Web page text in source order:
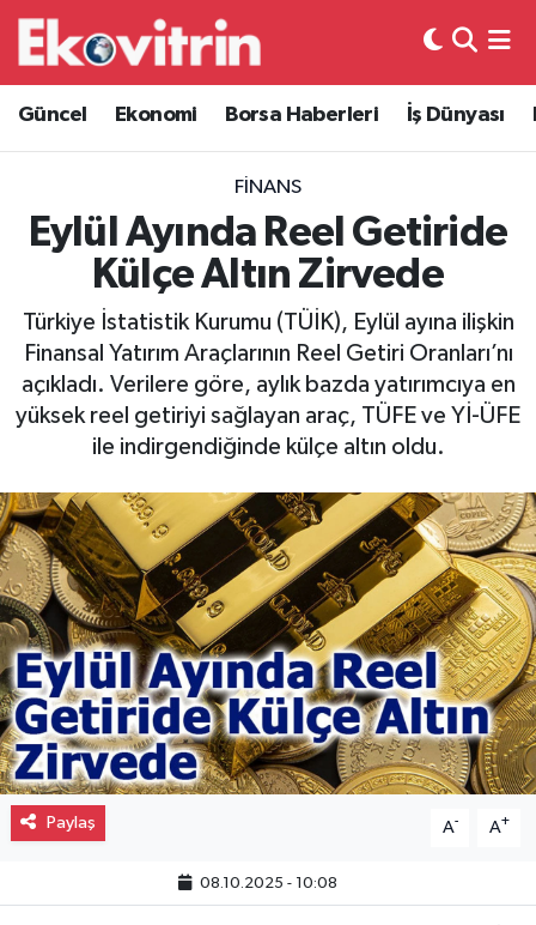
Güncel Ekonomi Borsa Haberleri İş Dünyası
FINANS
Eylül Ayında Reel Getiride
Külçe Altın Zirvede
Türkiye İstatistik Kurumu (TÜİK), Eylül ayına ilişkin
Finansal Yatırım Araçlarının Reel Getiri Oranları’nı
açıkladı. Verilere göre, aylık bazda yatırımcıya en
yüksek reel getiriyi sağlayan araç, TÜFE ve Yİ-ÜFE
ile indirgendiğinde külçe altın oldu.
Paylaş A- A+
08.10.2025 - 10:08
Güncel
Ekonomi
Borsa Haberleri
İş Dünyası
Lojistik
Otovitrin
Asayiş
Magazin
Gayrimenkul
Spor
Eğitim
Hava Durumu
Trafik Durumu
Süper Lig Puan Durumu ve Fikstür
Tüm Manşetler
Son Dakika Haberleri
Haber Arşivi